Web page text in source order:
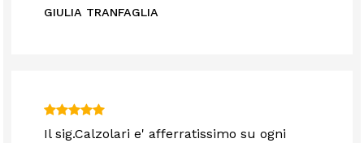
GIULIA TRANFAGLIA
Il sig.Calzolari e' afferratissimo su ogni